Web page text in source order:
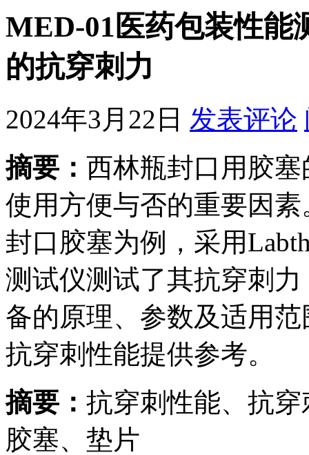
MED-01医药包装性能
的抗穿刺力
2024年3月22日 发表评论
摘要： 西林瓶封口用胶
使用方便与否的重要因
封口胶塞为例，采用
测试仪测试了其抗穿刺
备的原理、参数及适用
抗穿刺性能提供参考。
摘要： 抗穿刺性能、抗
胶塞、垫片